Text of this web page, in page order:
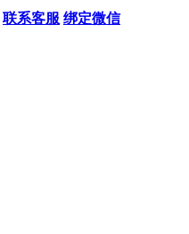
联系客服 绑定微信